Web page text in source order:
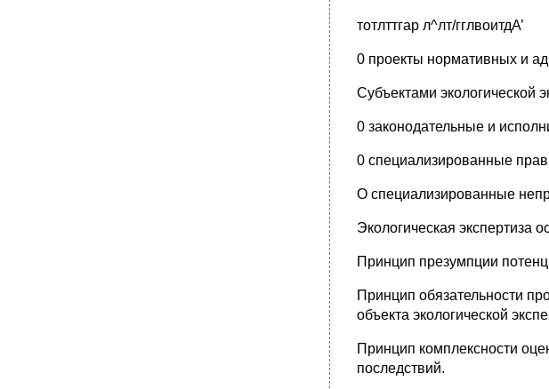
тотлттгар л^лт/гглвоитдА’
0 проекты нормативных и
Субъектами экологической
0 законодательные и
0 специализированные
О специализированные
Экологическая экспертиза
Принцип презумпции
Принцип обязательности
объекта экологической
Принцип комплексности
последствий.